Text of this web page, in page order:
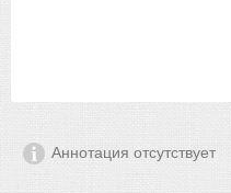
Аннотация отсутствует